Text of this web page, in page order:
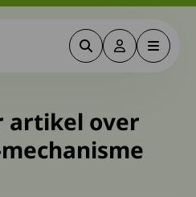
ZoekenDeze link
Menu
artikel over